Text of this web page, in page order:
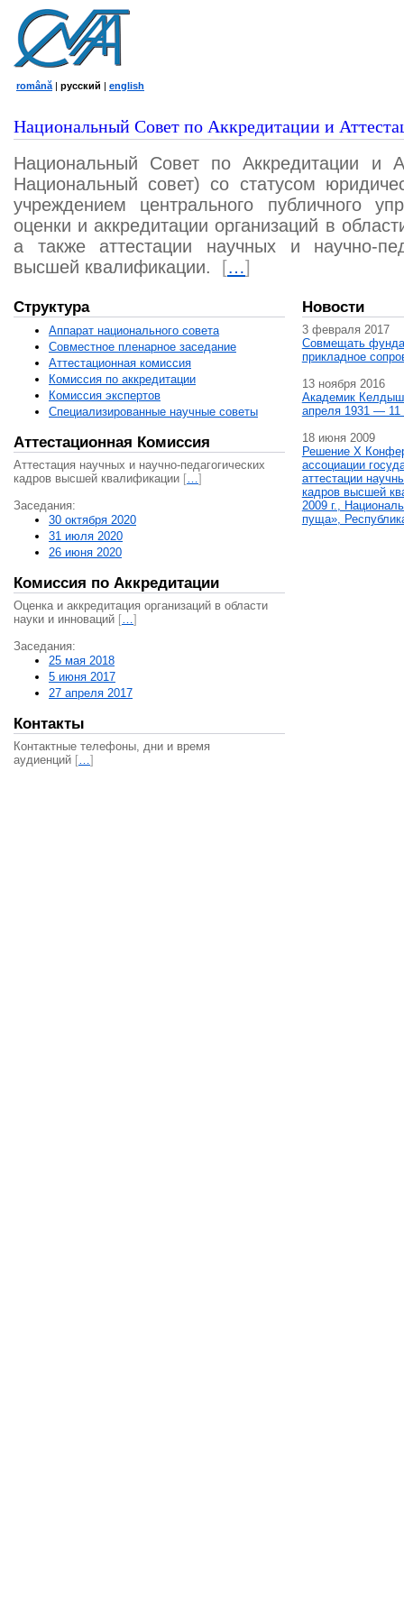
română | русский | english
Национальный Совет по Аккредитации и
Национальный Совет по Аккредитации и
Национальный совет) со статусом
учреждением центрального публичного
оценки и аккредитации организаций в
а также аттестации научных и научно-
высшей квалификации.
[…]
Структура
Аппарат национального совета
Совместное пленарное заседание
Аттестационная комисcия
Комиссия по аккредитации
Комиссия экспертов
Специализированные научные советы
Аттестационная Комиссия
Аттестация научных и научно-педагогических
кадров высшей квалификации […]
Заседания:
30 октября 2020
31 июля 2020
26 июня 2020
Комиссия по Аккредитации
Оценка и аккредитация организаций в области
науки и инноваций […]
Заседания:
25 мая 2018
5 июня 2017
27 апреля 2017
Контакты
Контактные телефоны, дни и время
аудиенций […]
Новости
3 февраля 2017
Совмещать
прикладное
13 ноября 2016
Академик
апреля 1931 — 11
18 июня 2009
Решение X
ассоциации
аттестации
кадров высшей
2009 г.,
пуща»,